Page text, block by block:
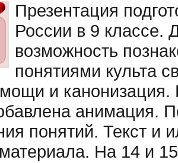
Презентация
России в 9 классе.
возможность
понятиями культа
и канонизация.
анимация.
понятий. Текст и
На 14 и